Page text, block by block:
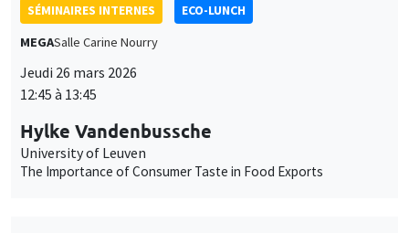
SÉMINAIRES INTERNES
ECO-LUNCH
MEGASalle Carine Nourry
Jeudi 26 mars 2026
12:45 à 13:45
Hylke Vandenbussche
University of Leuven
The Importance of Consumer Taste in Food Exports
Utilisation
des
données
personnelles
Ce site utilise des cookies et des services tiers pour garantir son bon
fonctionnement, analyser la fréquentation du site et proposer des
personnaliser l’utilisation de ces services. Votre choix pourra être
modifié à tout moment depuis le lien « Gestion des cookies »
accessible en bas de page. Pour en savoir plus, consultez notre